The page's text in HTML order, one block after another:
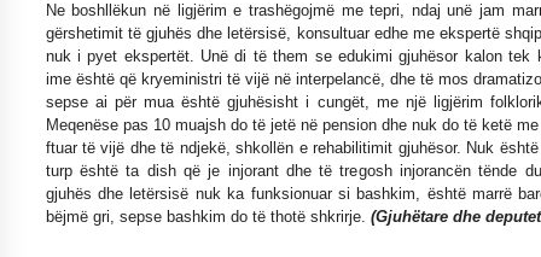
Ne boshllëkun në ligjërim e trashëgojmë me tepri, ndaj unë jam
gërshetimit të gjuhës dhe letërsisë, konsultuar edhe me ekspertë
nuk i pyet ekspertët. Unë di të them se edukimi gjuhësor kalon tek
ime është që kryeministri të vijë në interpelancë, dhe të mos
sepse ai për mua është gjuhësisht i cungët, me një ligjërim
Meqenëse pas 10 muajsh do të jetë në pension dhe nuk do të ketë
ftuar të vijë dhe të ndjekë, shkollën e rehabilitimit gjuhësor. Nuk
turp është ta dish që je injorant dhe të tregosh injorancën tënde
gjuhës dhe letërsisë nuk ka funksionuar si bashkim, është marrë
bëjmë gri, sepse bashkim do të thotë shkrirje. (Gjuhëtare dhe